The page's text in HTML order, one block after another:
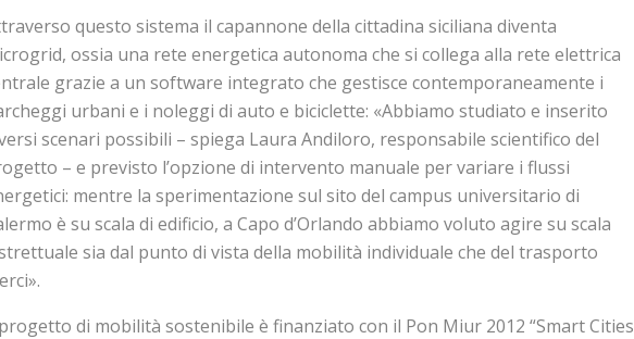
questo sistema il capannone della cittadina siciliana diventa
ossia una rete energetica autonoma che si collega alla rete elettrica
grazie a un software integrato che gestisce contemporaneamente i
urbani e i noleggi di auto e biciclette: «Abbiamo studiato e inserito
scenari possibili – spiega Laura Andiloro, responsabile scientifico del
– e previsto l’opzione di intervento manuale per variare i flussi
mentre la sperimentazione sul sito del campus universitario di
è su scala di edificio, a Capo d’Orlando abbiamo voluto agire su scala
sia dal punto di vista della mobilità individuale che del trasporto
di mobilità sostenibile è finanziato con il Pon Miur 2012 “Smart Cities